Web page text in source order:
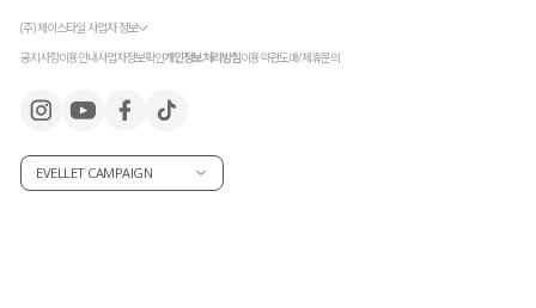
(주) 제이스타일 사업자 정보
공지사항이용안내사업자정보확인개인정보처리방침이용약관도매/제휴문의
EVELLET CAMPAIGN